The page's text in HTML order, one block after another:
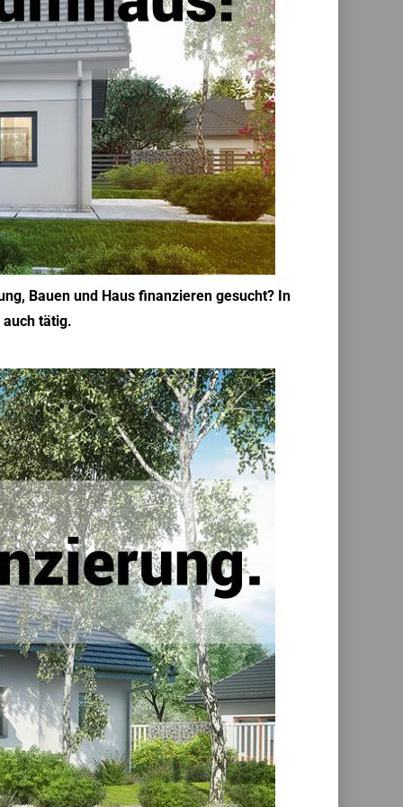
Bauen und Haus finanzieren gesucht? In
tätig.